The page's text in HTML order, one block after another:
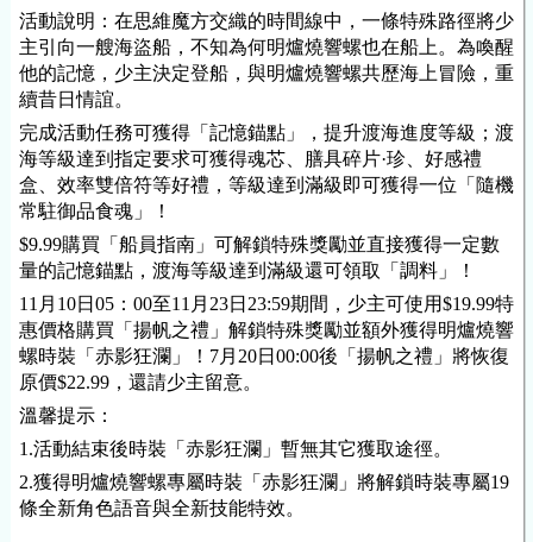
活動說明：在思維魔方交織的時間線中，一條特殊路徑將少
主引向一艘海盜船，不知為何明爐燒響螺也在船上。為喚醒
他的記憶，少主決定登船，與明爐燒響螺共歷海上冒險，重
續昔日情誼。
完成活動任務可獲得「記憶錨點」，提升渡海進度等級；渡
海等級達到指定要求可獲得魂芯、膳具碎片·珍、好感禮
盒、效率雙倍符等好禮，等級達到滿級即可獲得一位「隨機
常駐御品食魂」！
$9.99購買「船員指南」可解鎖特殊獎勵並直接獲得一定數
量的記憶錨點，渡海等級達到滿級還可領取「調料」！
11月10日05：00至11月23日23:59期間，少主可使用$19.99特
惠價格購買「揚帆之禮」解鎖特殊獎勵並額外獲得明爐燒響
螺時裝「赤影狂瀾」！7月20日00:00後「揚帆之禮」將恢復
原價$22.99，還請少主留意。
溫馨提示：
1.活動結束後時裝「赤影狂瀾」暫無其它獲取途徑。
2.獲得明爐燒響螺專屬時裝「赤影狂瀾」將解鎖時裝專屬19
條全新角色語音與全新技能特效。